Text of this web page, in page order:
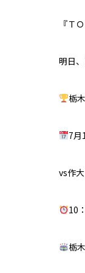
『Ｔ
明日
栃
7月
vs作
10
栃